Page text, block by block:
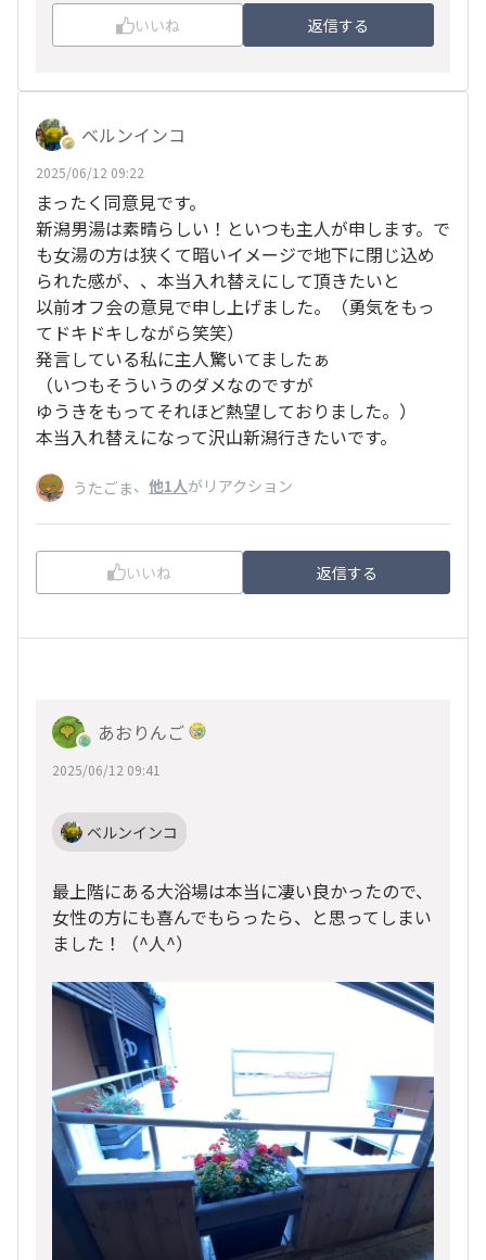
いいね 返信する
ベルンインコ
2025/06/12 09:22
まったく同意見です。
新潟男湯は素晴らしい！といつも主人が申します。で
も女湯の方は狭くて暗いイメージで地下に閉じ込め
られた感が、、本当入れ替えにして頂きたいと
以前オフ会の意見で申し上げました。（勇気をもっ
てドキドキしながら笑笑）
発言している私に主人驚いてましたぁ
（いつもそういうのダメなのですが
ゆうきをもってそれほど熱望しておりました。）
本当入れ替えになって沢山新潟行きたいです。
うたごま、 他1人がリアクション
いいね 返信する
あおりんご
2025/06/12 09:41
ベルンインコ
最上階にある大浴場は本当に凄い良かったので、
女性の方にも喜んでもらったら、と思ってしまい
ました！（^人^）